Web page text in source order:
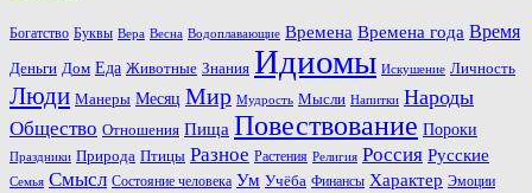
Богатство Буквы Вера Весна Водоплавающие Времена Времена года Время
Деньги Дом Еда Животные Знания Идиомы Искушение Личность
Люди Манеры Месяц Мир Мудрость Мысли Напитки Народы
Общество Отношения Пища Повествование Пороки
Праздники Природа Птицы Разное Растения Религия Россия Русские
Семья Смысл Состояние человека Ум Учёба Финансы Характер Эмоции